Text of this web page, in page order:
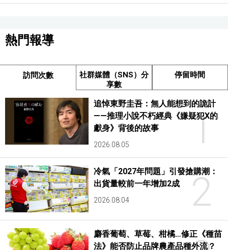
熱門報導
訪問次數
社群媒體（SNS）分
享數
停留時間
1
追悼東野圭吾：無人能想到的詭計
——推理小說不朽經典《嫌疑犯X的
獻身》背後的故事
2026.08.05
2
冷氣「2027年問題」引發搶購潮：
出貨量較前一年增加2成
2026.08.04
麝香葡萄、草莓、柑橘…修正《種苗
法》能否防止品牌農產品種外流？